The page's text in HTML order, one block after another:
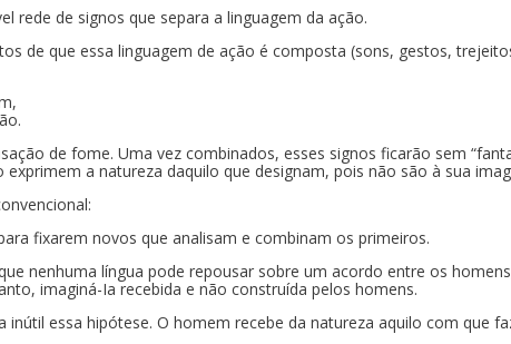
rede de signos que separa a linguagem da ação.
de que essa linguagem de ação é composta (sons, gestos,
de fome. Uma vez combinados, esses signos ficarão sem
a natureza daquilo que designam, pois não são à sua
fixarem novos que analisam e combinam os primeiros.
nenhuma língua pode repousar sobre um acordo entre os
imaginá-Ia recebida e não construída pelos homens.
essa hipótese. O homem recebe da natureza aquilo com que